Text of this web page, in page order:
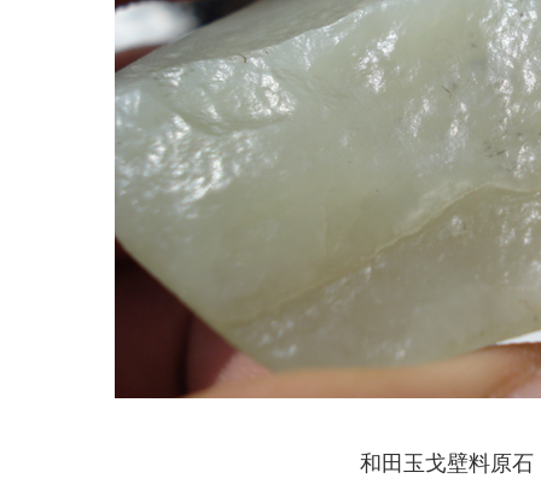
和田玉戈壁料原石